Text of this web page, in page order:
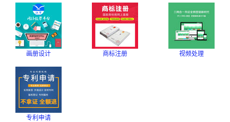
画册设计 商标注册 视频处理
专利申请